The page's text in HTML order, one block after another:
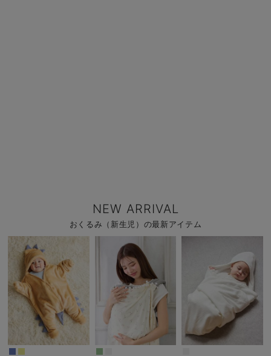
NEW ARRIVAL
おくるみ（新生児）の最新アイテム